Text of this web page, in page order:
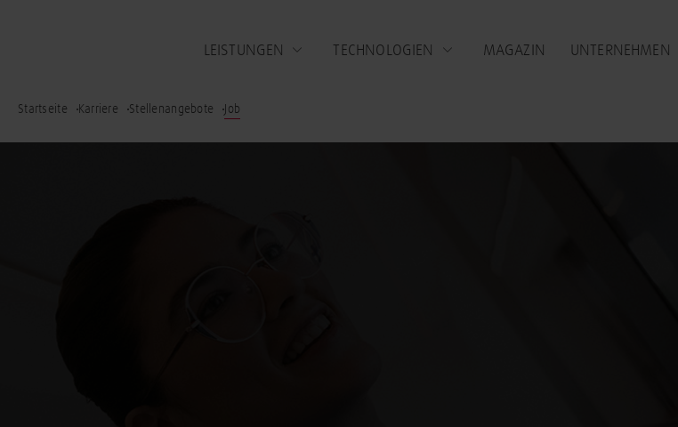
LEISTUNGEN TECHNOLOGIEN MAGAZIN UNTERNEHMEN
Startseite Karriere Stellenangebote Job